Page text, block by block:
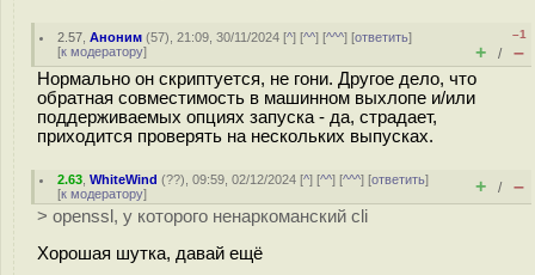
2.57 ,Аноним (57), 21:09, 30/11/2024 [^] [^^] [^^^] [ответить]
[к модератору]
–1
+ / –
Нормально он скриптуется, не гони. Другое дело, что
обратная совместимость в машинном выхлопе и/или
поддерживаемых опциях запуска - да, страдает,
приходится проверять на нескольких выпусках.
2.63 ,WhiteWind (??), 09:59, 02/12/2024 [^] [^^] [^^^] [ответить]
[к модератору] + / –
> openssl, у которого ненаркоманский cli
Хорошая шутка, давай ещё